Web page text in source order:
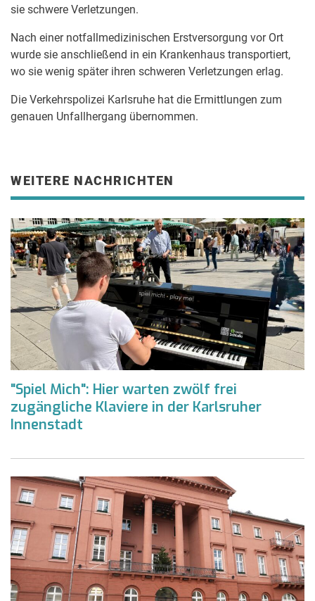
sie schwere Verletzungen.
Nach einer notfallmedizinischen Erstversorgung vor Ort
wurde sie anschließend in ein Krankenhaus transportiert,
wo sie wenig später ihren schweren Verletzungen erlag.
Die Verkehrspolizei Karlsruhe hat die Ermittlungen zum
genauen Unfallhergang übernommen.
WEITERE NACHRICHTEN
"Spiel Mich": Hier warten zwölf frei
zugängliche Klaviere in der Karlsruher
Innenstadt